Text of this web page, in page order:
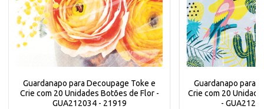
Guardanapo para Decoupage Toke e
Crie com 20 Unidades Botões de Flor -
GUA212034 - 21919
Guardanapo para
Crie com 20
-